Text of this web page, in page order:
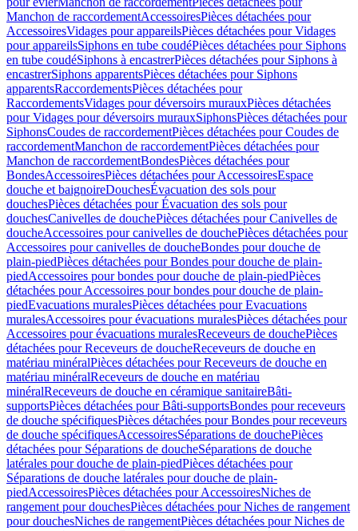
Manchon de raccordementAccessoiresPièces détachées pour
AccessoiresVidages pour appareilsPièces détachées pour Vidages
pour appareilsSiphons en tube coudéPièces détachées pour Siphons
en tube coudéSiphons à encastrerPièces détachées pour Siphons à
encastrerSiphons apparentsPièces détachées pour Siphons
apparentsRaccordementsPièces détachées pour
RaccordementsVidages pour déversoirs murauxPièces détachées
pour Vidages pour déversoirs murauxSiphonsPièces détachées pour
SiphonsCoudes de raccordementPièces détachées pour Coudes de
raccordementManchon de raccordementPièces détachées pour
Manchon de raccordementBondesPièces détachées pour
BondesAccessoiresPièces détachées pour AccessoiresEspace
douche et baignoireDouchesÉvacuation des sols pour
douchesPièces détachées pour Évacuation des sols pour
douchesCanivelles de douchePièces détachées pour Canivelles de
doucheAccessoires pour canivelles de douchePièces détachées pour
Accessoires pour canivelles de doucheBondes pour douche de
plain-piedPièces détachées pour Bondes pour douche de plain-
piedAccessoires pour bondes pour douche de plain-piedPièces
détachées pour Accessoires pour bondes pour douche de plain-
piedEvacuations muralesPièces détachées pour Evacuations
muralesAccessoires pour évacuations muralesPièces détachées pour
Accessoires pour évacuations muralesReceveurs de douchePièces
détachées pour Receveurs de doucheReceveurs de douche en
matériau minéralPièces détachées pour Receveurs de douche en
matériau minéralReceveurs de douche en matériau
minéralReceveurs de douche en céramique sanitaireBâti-
supportsPièces détachées pour Bâti-supportsBondes pour receveurs
de douche spécifiquesPièces détachées pour Bondes pour receveurs
de douche spécifiquesAccessoiresSéparations de douchePièces
détachées pour Séparations de doucheSéparations de douche
latérales pour douche de plain-piedPièces détachées pour
Séparations de douche latérales pour douche de plain-
piedAccessoiresPièces détachées pour AccessoiresNiches de
rangement pour douchesPièces détachées pour Niches de rangement
pour douchesNiches de rangementPièces détachées pour Niches de